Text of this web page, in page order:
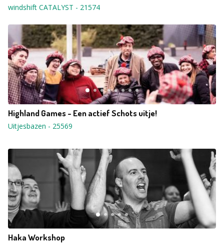
windshift CATALYST - 21574
Highland Games - Een actief Schots uitje!
Uitjesbazen - 25569
Haka Workshop